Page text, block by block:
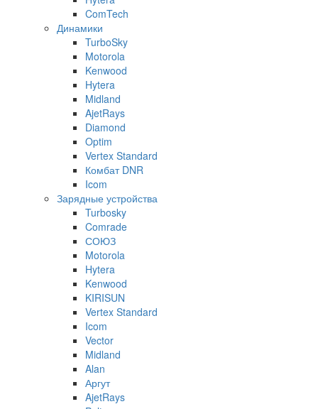
ComTech
Динамики
TurboSky
Motorola
Kenwood
Hytera
Midland
AjetRays
Diamond
Optim
Vertex Standard
Комбат DNR
Icom
Зарядные устройства
Turbosky
Comrade
СОЮЗ
Motorola
Hytera
Kenwood
KIRISUN
Vertex Standard
Icom
Vector
Midland
Alan
Аргут
AjetRays